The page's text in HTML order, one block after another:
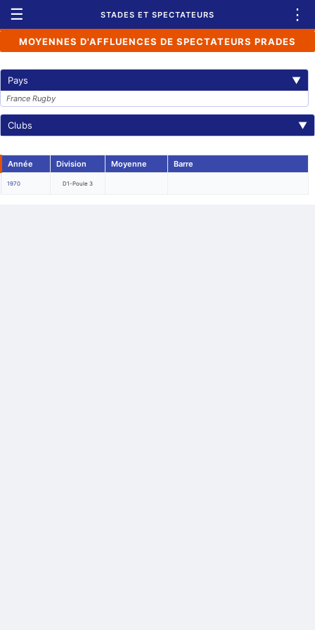
☰ STADES ET SPECTATEURS ⋮
MOYENNES D'AFFLUENCES DE SPECTATEURS PRADES
Pays ▼
France Rugby
Clubs ▼
Année Division Moyenne Barre
1970 D1-Poule 3